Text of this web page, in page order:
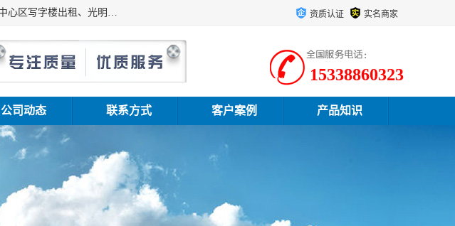
深圳鑫企通投资发展有限公司主营业务：宝安写字楼出租、车公庙写字楼出租、福田写字楼出租、福田中心区写字楼出租、光明写字楼出租、后海写字楼出租、科技园写字楼出租、南山写字楼出租等。公司专注为写字楼提供整体解决方案的化服务，依托于长期的写字楼线下运营经验和积累，以及丰富的互联网从业经验，拥有完善的服务架构体系、丰富的行业经验、与充分的销售资源。 资质认证 实名商家
15338860323
公司动态 联系方式 客户案例 产品知识